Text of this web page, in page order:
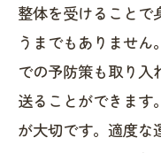
整体を受けることで
うまでもありませ
での予防策も取り入
送ることができます
が大切です。適度な